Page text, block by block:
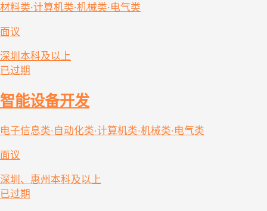
材料类·计算机类·机械类·电气类
面议
深圳 本科及以上
已过期
智能设备开发
电子信息类·自动化类·计算机类·机械类·电气类
面议
深圳、惠州 本科及以上
已过期